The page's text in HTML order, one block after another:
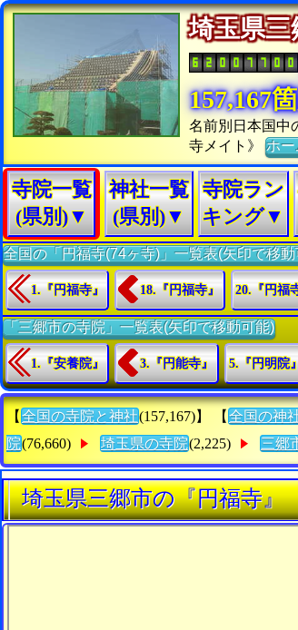
埼玉県
157,167
名前別日本国中
寺メイト》ホー
寺院一覧
(県別)▼
神社一覧
(県別)▼
寺院ラン
キング▼
全国の「円福寺(74ヶ寺)」一覧表(矢印で移動
1.『円福寺』 18.『円福寺』 20.『円福
「三郷市の寺院」一覧表(矢印で移動可能)
1.『安養院』 3.『円能寺』 5.『円明院
【 全国の寺院と神社(157,167)】 【 全国の神
院(76,660) 埼玉県の寺院(2,225) 三郷
埼玉県三郷市の『円福寺』